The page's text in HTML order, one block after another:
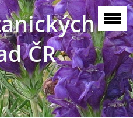
ČR